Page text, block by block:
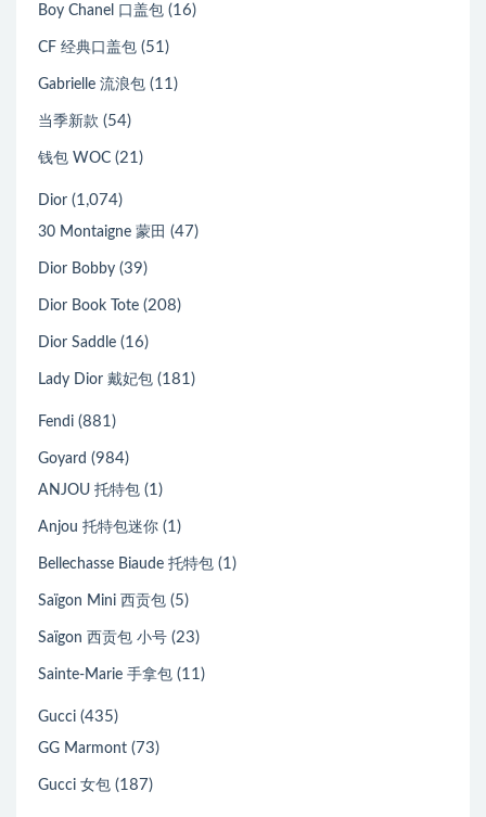
Boy Chanel 口盖包 (16)
CF 经典口盖包 (51)
Gabrielle 流浪包 (11)
当季新款 (54)
钱包 WOC (21)
Dior (1,074)
30 Montaigne 蒙田 (47)
Dior Bobby (39)
Dior Book Tote (208)
Dior Saddle (16)
Lady Dior 戴妃包 (181)
Fendi (881)
Goyard (984)
ANJOU 托特包 (1)
Anjou 托特包迷你 (1)
Bellechasse Biaude 托特包 (1)
Saïgon Mini 西贡包 (5)
Saïgon 西贡包 小号 (23)
Sainte-Marie 手拿包 (11)
Gucci (435)
GG Marmont (73)
Gucci 女包 (187)